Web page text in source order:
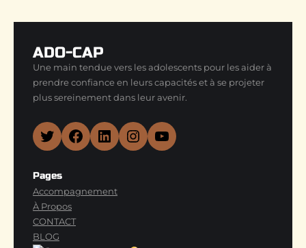
ADO-CAP
Une main tendue vers les adolescents pour les aider à
prendre confiance en leurs capacités et à se projeter
plus sereinement dans leur avenir.
Twitter Facebook LinkedIn Instagram YouTube
Pages
Accompagnement
À Propos
CONTACT
BLOG